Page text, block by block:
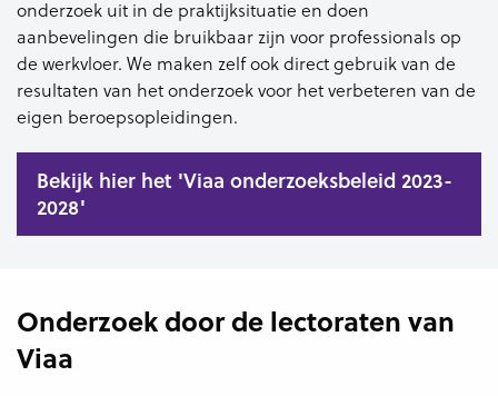
onderzoek uit in de praktijksituatie en doen
aanbevelingen die bruikbaar zijn voor professionals op
de werkvloer. We maken zelf ook direct gebruik van de
resultaten van het onderzoek voor het verbeteren van de
eigen beroepsopleidingen.
Bekijk hier het 'Viaa onderzoeksbeleid 2023-
2028'
Onderzoek door de lectoraten van
Viaa